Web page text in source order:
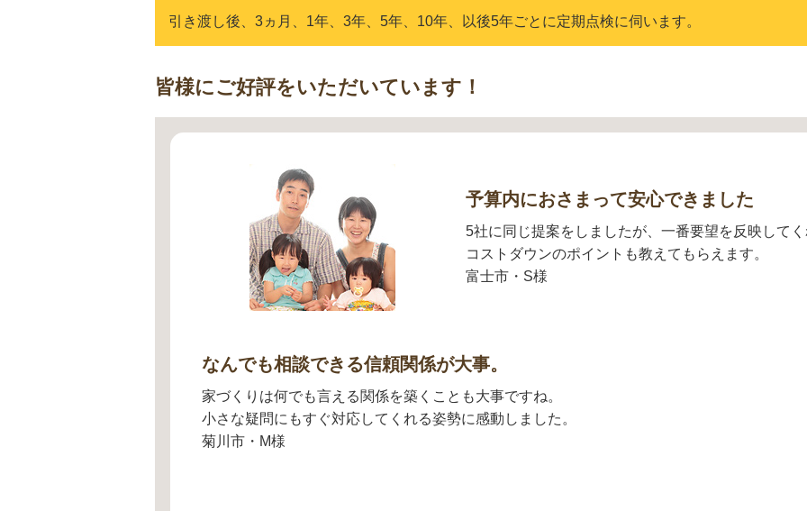
引き渡し後、3ヵ月、1年、3年、5年、10年、以後5年ごとに定期点検に伺います。
皆様にご好評をいただいています！
予算内におさまって安心できました
5社に同じ提案をしましたが、一番要望を反映して
コストダウンのポイントも教えてもらえます。
富士市・S様
なんでも相談できる信頼関係が大事。
家づくりは何でも言える関係を築くことも大事ですね。
小さな疑問にもすぐ対応してくれる姿勢に感動しました。
菊川市・M様